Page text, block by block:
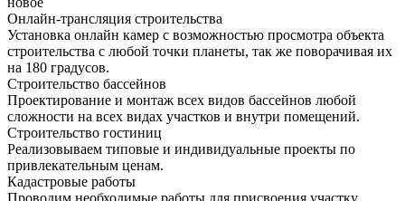
Онлайн-трансляция строительства
Установка онлайн камер с возможностью просмотра объекта
строительства с любой точки планеты, так же поворачивая их
на 180 градусов.
Строительство бассейнов
Проектирование и монтаж всех видов бассейнов любой
сложности на всех видах участков и внутри помещений.
Строительство гостиниц
Реализовываем типовые и индивидуальные проекты по
привлекательным ценам.
Кадастровые работы